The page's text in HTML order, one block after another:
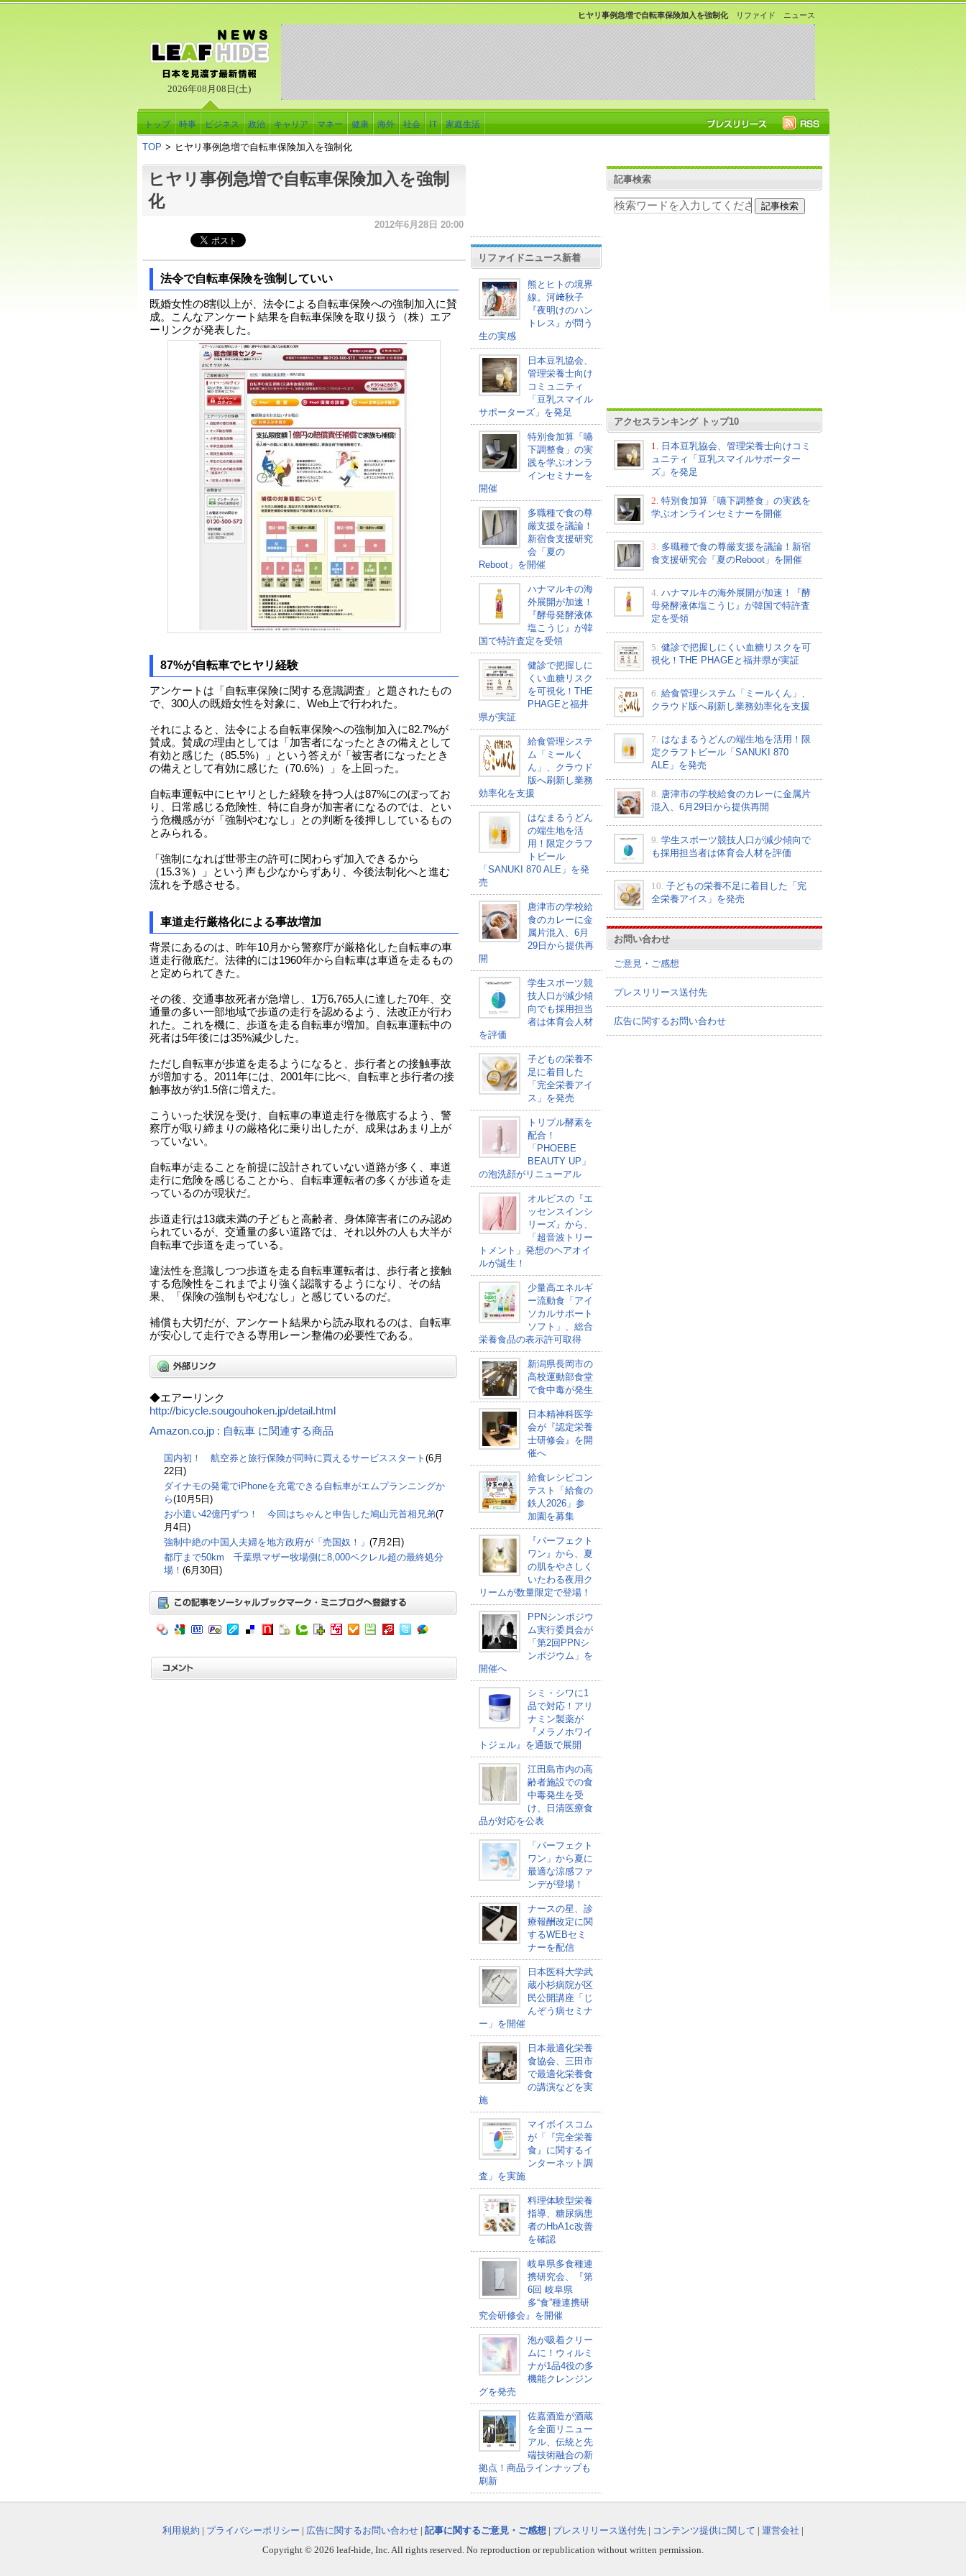
2026年08月08日(土)
リファイド ニュース
ヒヤリ事例急増で自転車保険加入を強制化
トップ 時事 ビジネス 政治 キャリア マネー 健康 海外 社会 IT 家庭生活
TOP > ヒヤリ事例急増で自転車保険加入を強制化
ヒヤリ事例急増で自転車保険加入を強制
化
2012年6月28日 20:00
法令で自転車保険を強制していい
既婚女性の8割以上が、法令による自転車保険への強制加入に賛
成。こんなアンケート結果を自転車保険を取り扱う（株）エア
ーリンクが発表した。
87%が自転車でヒヤリ経験
アンケートは「自転車保険に関する意識調査」と題されたもの
で、300人の既婚女性を対象に、Web上で行われた。
それによると、法令による自転車保険への強制加入に82.7%が
賛成。賛成の理由としては「加害者になったときの備えとして
有効と感じた（85.5%）」という答えが「被害者になったとき
の備えとして有効に感じた（70.6%）」を上回った。
自転車運転中にヒヤリとした経験を持つ人は87%にのぼってお
り、日常感じる危険性、特に自身が加害者になるのでは、とい
う危機感がが「強制やむなし」との判断を後押ししているもの
とみられる。
「強制になれば世帯主の許可に関わらず加入できるから
（15.3％）」という声も少なからずあり、今後法制化へと進む
流れを予感させる。
車道走行厳格化による事故増加
背景にあるのは、昨年10月から警察庁が厳格化した自転車の車
道走行徹底だ。法律的には1960年から自転車は車道を走るもの
と定められてきた。
その後、交通事故死者が急増し、1万6,765人に達した70年、交
通量の多い一部地域で歩道の走行を認めるよう、法改正が行わ
れた。これを機に、歩道を走る自転車が増加。自転車運転中の
死者は5年後には35%減少した。
ただし自転車が歩道を走るようになると、歩行者との接触事故
が増加する。2011年には、2001年に比べ、自転車と歩行者の接
触事故が約1.5倍に増えた。
こういった状況を受け、自転車の車道走行を徹底するよう、警
察庁が取り締まりの厳格化に乗り出したが、成果はあまり上が
っていない。
自転車が走ることを前提に設計されていない道路が多く、車道
走行に危険を感じることから、自転車運転者の多くが歩道を走
っているのが現状だ。
歩道走行は13歳未満の子どもと高齢者、身体障害者にのみ認め
られているが、交通量の多い道路では、それ以外の人も大半が
自転車で歩道を走っている。
違法性を意識しつつ歩道を走る自転車運転者は、歩行者と接触
する危険性をこれまでより強く認識するようになり、その結
果、「保険の強制もやむなし」と感じているのだ。
補償も大切だが、アンケート結果から読み取れるのは、自転車
が安心して走行できる専用レーン整備の必要性である。
◆エアーリンク
http://bicycle.sougouhoken.jp/detail.html
Amazon.co.jp : 自転車 に関連する商品
国内初！ 航空券と旅行保険が同時に買えるサービススタート (6月
22日)
ダイナモの発電でiPhoneを充電できる自転車がエムプランニングか
ら(10月5日)
お小遣い42億円ずつ！ 今回はちゃんと申告した鳩山元首相兄弟(7
月4日)
強制中絶の中国人夫婦を地方政府が「売国奴！」 (7月2日)
都庁まで50km 千葉県マザー牧場側に8,000ベクレル超の最終処分
場！ (6月30日)
リファイドニュース新着
熊とヒトの境界
線。河﨑秋子
『夜明けのハン
トレス』が問う
生の実感
日本豆乳協会、
管理栄養士向け
コミュニティ
「豆乳スマイル
サポーターズ」を発足
特別食加算「嚥
下調整食」の実
践を学ぶオンラ
インセミナーを
開催
多職種で食の尊
厳支援を議論！
新宿食支援研究
会「夏の
Reboot」を開催
ハナマルキの海
外展開が加速！
『酵母発酵液体
塩こうじ』が韓
国で特許査定を受領
健診で把握しに
くい血糖リスク
を可視化！THE
PHAGEと福井
県が実証
給食管理システ
ム「ミールく
ん」、クラウド
版へ刷新し業務
効率化を支援
はなまるうどん
の端生地を活
用！限定クラフ
トビール
「SANUKI 870 ALE」を発
売
唐津市の学校給
食のカレーに金
属片混入、6月
29日から提供再
開
学生スポーツ競
技人口が減少傾
向でも採用担当
者は体育会人材
を評価
子どもの栄養不
足に着目した
「完全栄養アイ
ス」を発売
トリプル酵素を
配合！
「PHOEBE
BEAUTY UP」
の泡洗顔がリニューアル
オルビスの『エ
ッセンスインシ
リーズ』から、
「超音波トリー
トメント」発想のヘアオイ
ルが誕生！
少量高エネルギ
ー流動食「アイ
ソカルサポート
ソフト」、総合
栄養食品の表示許可取得
新潟県長岡市の
高校運動部食堂
で食中毒が発生
日本精神科医学
会が『認定栄養
士研修会』を開
催へ
給食レシピコン
テスト「給食の
鉄人2026」参
加園を募集
『パーフェクト
ワン』から、夏
の肌をやさしく
いたわる夜用ク
リームが数量限定で登場！
PPNシンポジウ
ム実行委員会が
「第2回PPNシ
ンポジウム」を
開催へ
シミ・シワに1
品で対応！アリ
ナミン製薬が
『メラノホワイ
トジェル』を通販で展開
江田島市内の高
齢者施設での食
中毒発生を受
け、日清医療食
品が対応を公表
「パーフェクト
ワン」から夏に
最適な涼感ファ
ンデが登場！
ナースの星、診
療報酬改定に関
するWEBセミ
ナーを配信
日本医科大学武
蔵小杉病院が区
民公開講座「じ
んぞう病セミナ
ー」を開催
日本最適化栄養
食協会、三田市
で最適化栄養食
の講演などを実
施
マイボイスコム
が「『完全栄養
食』に関するイ
ンターネット調
査」を実施
料理体験型栄養
指導、糖尿病患
者のHbA1c改善
を確認
岐阜県多食種連
携研究会、『第
6回 岐阜県
多“食”種連携研
究会研修会』を開催
泡が吸着クリー
ムに！ウィルミ
ナが1品4役の多
機能クレンジン
グを発売
佐嘉酒造が酒蔵
を全面リニュー
アル、伝統と先
端技術融合の新
拠点！商品ラインナップも
刷新
記事検索
アクセスランキング トップ10
1.
日本豆乳協会、管理栄養士向けコミ
ュニティ「豆乳スマイルサポーター
ズ」を発足
2. 特別食加算「嚥下調整食」の実践を
学ぶオンラインセミナーを開催
3. 多職種で食の尊厳支援を議論！新宿
食支援研究会「夏のReboot」を開催
4. ハナマルキの海外展開が加速！『酵
母発酵液体塩こうじ』が韓国で特許査
定を受領
5. 健診で把握しにくい血糖リスクを可
視化！THE PHAGEと福井県が実証
6. 給食管理システム「ミールくん」、
クラウド版へ刷新し業務効率化を支援
7. はなまるうどんの端生地を活用！限
定クラフトビール「SANUKI 870
ALE」を発売
8. 唐津市の学校給食のカレーに金属片
混入、6月29日から提供再開
9. 学生スポーツ競技人口が減少傾向で
も採用担当者は体育会人材を評価
10. 子どもの栄養不足に着目した「完
全栄養アイス」を発売
お問い合わせ
ご意見・ご感想
プレスリリース送付先
広告に関するお問い合わせ
利用規約 | プライバシーポリシー | 広告に関するお問い合わせ | 記事に関するご意見・ご感想 | プレスリリース送付先 | コンテンツ提供に関して | 運営会社 |
Copyright © 2026 leaf-hide, Inc. All rights reserved. No reproduction or republication without written permission.